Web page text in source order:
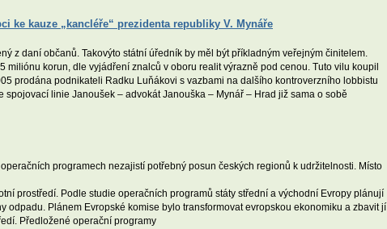
ke kauze „kancléře“ prezidenta republiky V. Mynáře
z daní občanů. Takovýto státní úředník by měl být příkladným veřejným činitelem.
korun, dle vyjádření znalců v oboru realit výrazně pod cenou. Tuto vilu koupil
prodána podnikateli Radku Luňákovi s vazbami na dalšího kontroverzního lobbistu
linie Janoušek – advokát Janouška – Mynář – Hrad již sama o sobě
programech nezajistí potřebný posun českých regionů k udržitelnosti. Místo
prostředí. Podle studie operačních programů státy střední a východní Evropy plánují
Plánem Evropské komise bylo transformovat evropskou ekonomiku a zbavit jí
Předložené operační programy